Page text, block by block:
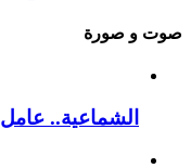
صوت و صورة
الشماعية..